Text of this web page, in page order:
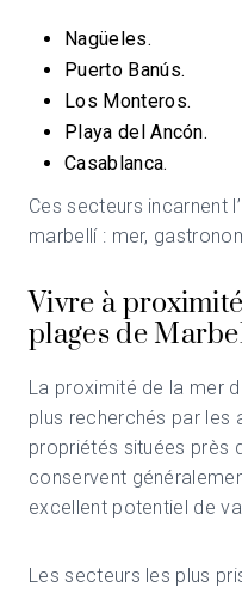
Nagüeles.
Puerto Banús.
Los Monteros.
Playa del Ancón.
Casablanca.
Ces secteurs incarnent
marbellí : mer,
Vivre à
plages de
La proximité de la mer
plus recherchés par les
propriétés situées près
conservent
excellent potentiel de
Les secteurs les plus